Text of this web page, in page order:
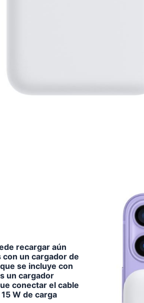
recargar aún
con un cargador de
se incluye con
un cargador
conectar el cable
W de carga